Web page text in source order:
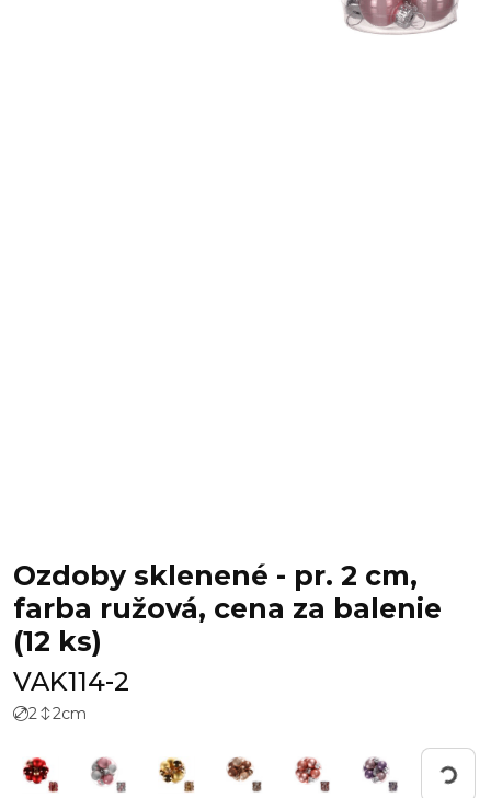
Ozdoby sklenené - pr. 2 cm,
farba ružová, cena za balenie
(12 ks)
VAK114-2
2 2cm